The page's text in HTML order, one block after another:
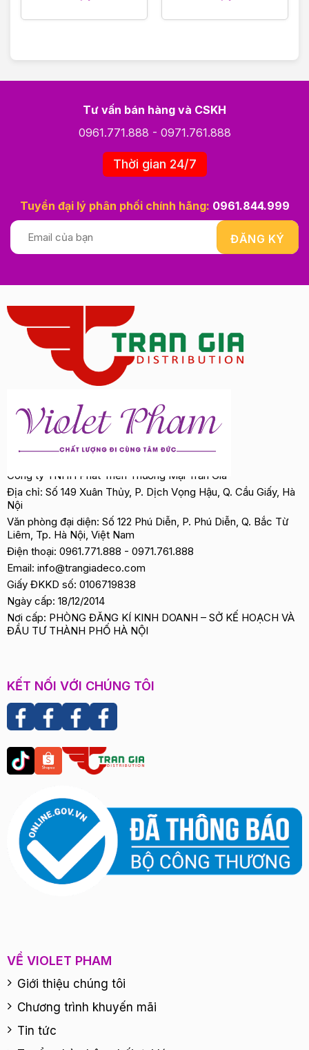
Tư vấn bán hàng và CSKH
0961.771.888 - 0971.761.888
Thời gian 24/7
Tuyển đại lý phân phối chính hãng: 0961.844.999
Công ty TNHH Phát Triển Thương Mại Trần Gia
Địa chỉ: Số 149 Xuân Thủy, P. Dịch Vọng Hậu, Q. Cầu Giấy, Hà
Nội
Văn phòng đại diện: Số 122 Phú Diễn, P. Phú Diễn, Q. Bắc Từ
Liêm, Tp. Hà Nội, Việt Nam
Điện thoại: 0961.771.888 - 0971.761.888
Email: info@trangiadeco.com
Giấy ĐKKD số: 0106719838
Ngày cấp: 18/12/2014
Nơi cấp: PHÒNG ĐĂNG KÍ KINH DOANH – SỞ KẾ HOẠCH VÀ
ĐẦU TƯ THÀNH PHỐ HÀ NỘI
KẾT NỐI VỚI CHÚNG TÔI
VỀ VIOLET PHAM
Giới thiệu chúng tôi
Chương trình khuyến mãi
Tin tức